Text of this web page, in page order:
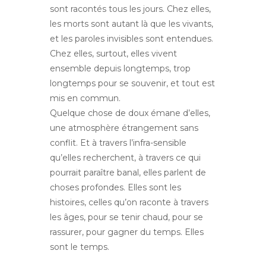
sont racontés tous les jours. Chez elles,
les morts sont autant là que les vivants,
et les paroles invisibles sont entendues.
Chez elles, surtout, elles vivent
ensemble depuis longtemps, trop
longtemps pour se souvenir, et tout est
mis en commun.
Quelque chose de doux émane d’elles,
une atmosphère étrangement sans
conflit. Et à travers l’infra-sensible
qu’elles recherchent, à travers ce qui
pourrait paraître banal, elles parlent de
choses profondes. Elles sont les
histoires, celles qu’on raconte à travers
les âges, pour se tenir chaud, pour se
rassurer, pour gagner du temps. Elles
sont le temps.